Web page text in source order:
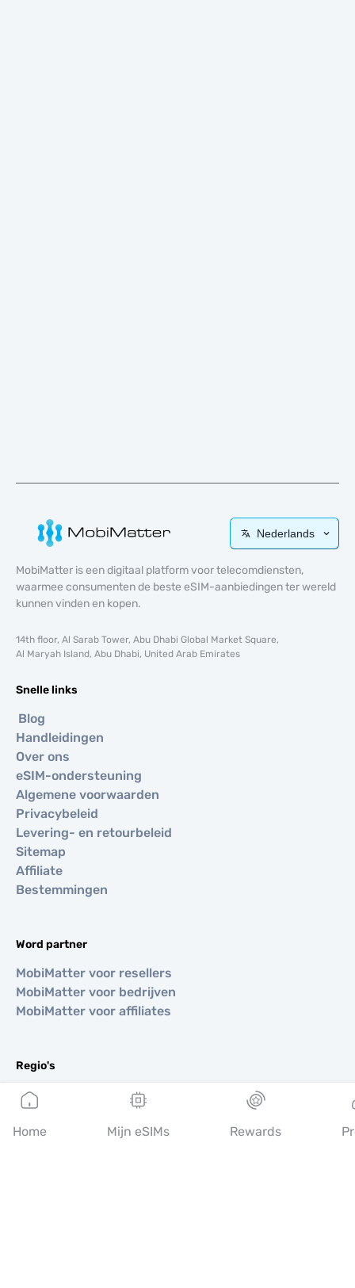
Nederlands
MobiMatter is een digitaal platform voor telecomdiensten,
waarmee consumenten de beste eSIM-aanbiedingen ter wereld
kunnen vinden en kopen.
14th floor, Al Sarab Tower, Abu Dhabi Global Market Square,
Al Maryah Island, Abu Dhabi, United Arab Emirates
Snelle links
Blog
Handleidingen
Over ons
eSIM-ondersteuning
Algemene voorwaarden
Privacybeleid
Levering- en retourbeleid
Sitemap
Affiliate
Bestemmingen
Word partner
MobiMatter voor resellers
MobiMatter voor bedrijven
MobiMatter voor affiliates
Regio's
eSIM voor Europa
eSIM voor Azië
eSIM voor Amerika
Home Mijn eSIMs Rewards